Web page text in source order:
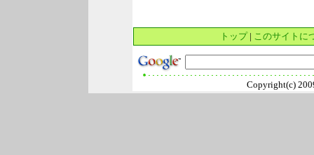
トップ| このサイトに
Copyright(c)